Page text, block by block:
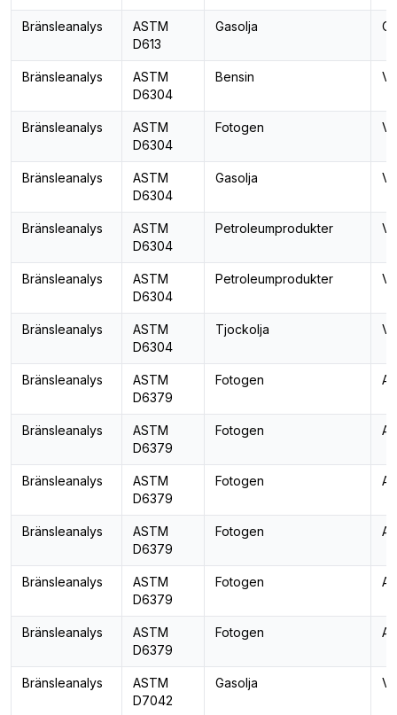
Bränsleanalys
ASTM
D613
Gasolja
Bränsleanalys
ASTM
D6304
Bensin
Bränsleanalys
ASTM
D6304
Fotogen
Bränsleanalys
ASTM
D6304
Gasolja
Bränsleanalys
ASTM
D6304
Petroleumprodukter
Bränsleanalys
ASTM
D6304
Petroleumprodukter
Bränsleanalys
ASTM
D6304
Tjockolja
Bränsleanalys
ASTM
D6379
Fotogen
Bränsleanalys
ASTM
D6379
Fotogen
Bränsleanalys
ASTM
D6379
Fotogen
Bränsleanalys
ASTM
D6379
Fotogen
Bränsleanalys
ASTM
D6379
Fotogen
Bränsleanalys
ASTM
D6379
Fotogen
Bränsleanalys
ASTM
D7042
Gasolja